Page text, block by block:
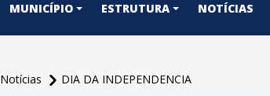
MUNICÍPIO ESTRUTURA NOTÍCIAS
Notícias DIA DA INDEPENDENCIA